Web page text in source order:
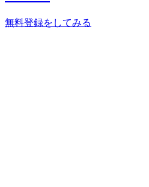
無料登録をしてみる